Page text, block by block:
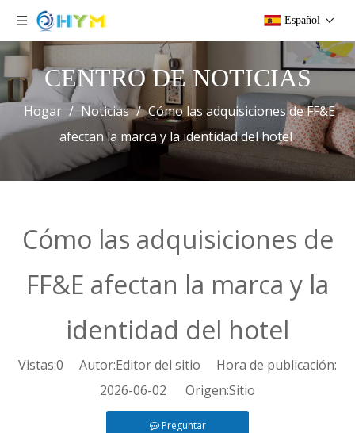
Español
CENTRO DE NOTICIAS
Hogar / Noticias / Cómo las adquisiciones de FF&E
afectan la marca y la identidad del hotel
Cómo las adquisiciones de
FF&E afectan la marca y la
identidad del hotel
Vistas:0 Autor:Editor del sitio Hora de publicación:
2026-06-02 Origen:Sitio
Preguntar